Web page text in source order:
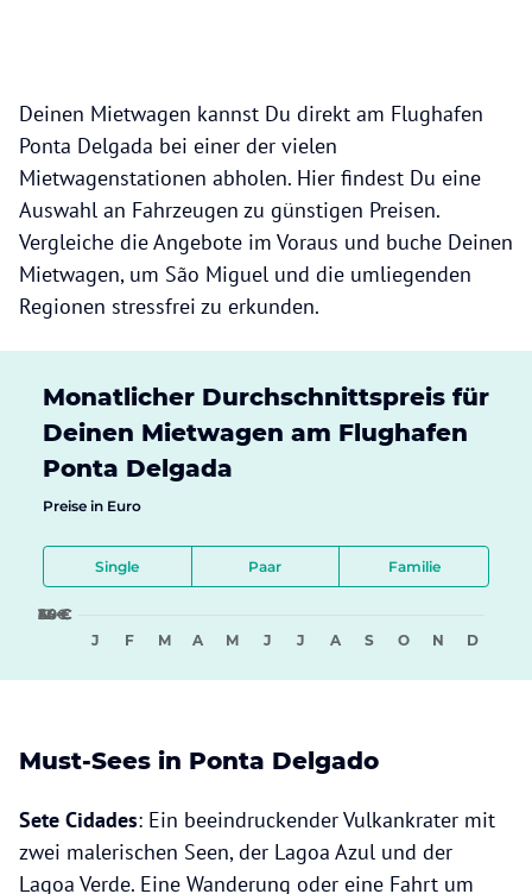
Deinen Mietwagen kannst Du direkt am Flughafen
Ponta Delgada bei einer der vielen
Mietwagenstationen abholen. Hier findest Du eine
Auswahl an Fahrzeugen zu günstigen Preisen.
Vergleiche die Angebote im Voraus und buche Deinen
Mietwagen, um São Miguel und die umliegenden
Regionen stressfrei zu erkunden.
Monatlicher Durchschnittspreis für
Deinen Mietwagen am Flughafen
Ponta Delgada
Preise in Euro
Single Paar Familie
12 €
24 €
36 €
48 €
60 €
J
F M A M J J A S O N D
Must-Sees in Ponta Delgado
Sete Cidades: Ein beeindruckender Vulkankrater mit
zwei malerischen Seen, der Lagoa Azul und der
Lagoa Verde. Eine Wanderung oder eine Fahrt um